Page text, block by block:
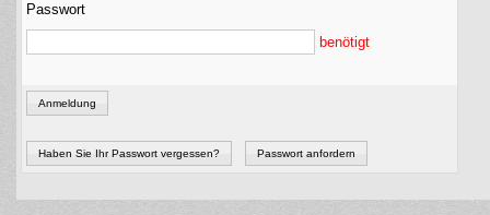
Passwort
benötigt
Anmeldung
Haben Sie Ihr Passwort vergessen? Passwort anfordern